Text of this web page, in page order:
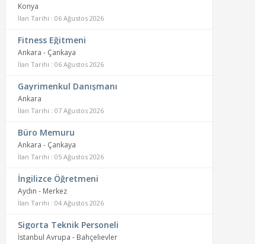
Konya
İlan Tarihi : 06 Ağustos 2026
Fitness Eğitmeni
Ankara - Çankaya
İlan Tarihi : 06 Ağustos 2026
Gayrimenkul Danışmanı
Ankara
İlan Tarihi : 07 Ağustos 2026
Büro Memuru
Ankara - Çankaya
İlan Tarihi : 05 Ağustos 2026
İngilizce Öğretmeni
Aydın - Merkez
İlan Tarihi : 04 Ağustos 2026
Sigorta Teknik Personeli
İstanbul Avrupa - Bahçelievler